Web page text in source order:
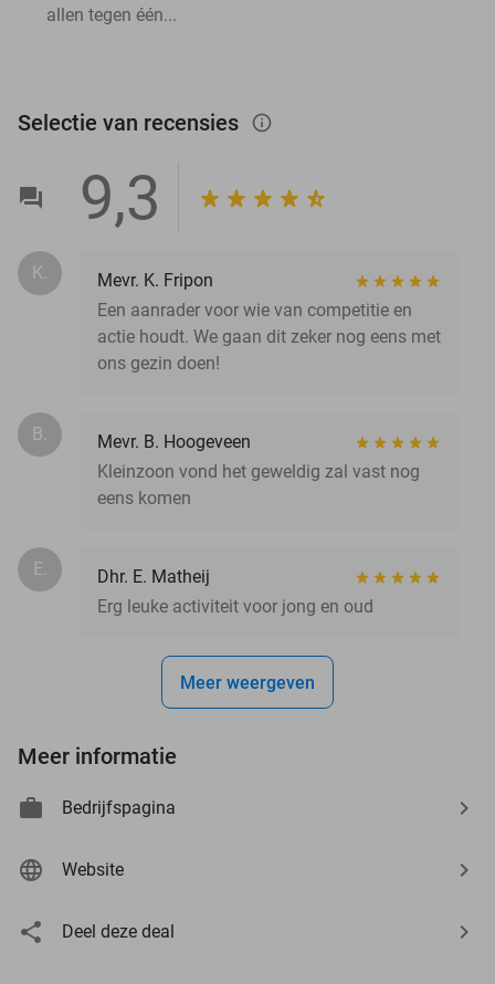
allen tegen één...
Selectie van recensies info_outlined
9,3
K.
Mevr. K. Fripon
Een aanrader voor wie van competitie en
actie houdt. We gaan dit zeker nog eens met
ons gezin doen!
B.
Mevr. B. Hoogeveen
Kleinzoon vond het geweldig zal vast nog
eens komen
E.
Dhr. E. Matheij
Erg leuke activiteit voor jong en oud
Meer weergeven
Meer informatie
Bedrijfspagina
Website
Deel deze deal